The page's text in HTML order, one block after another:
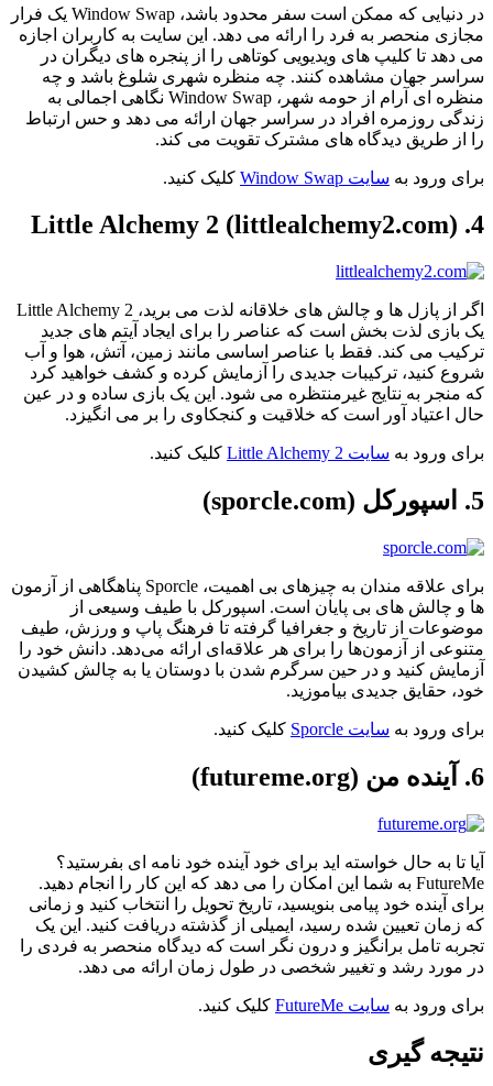
در دنیایی که ممکن است سفر محدود باشد، Window Swap یک فرار
مجازی منحصر به فرد را ارائه می دهد. این سایت به کاربران اجازه
می دهد تا کلیپ های ویدیویی کوتاهی را از پنجره های دیگران در
سراسر جهان مشاهده کنند. چه منظره شهری شلوغ باشد و چه
منظره ای آرام از حومه شهر، Window Swap نگاهی اجمالی به
زندگی روزمره افراد در سراسر جهان ارائه می دهد و حس ارتباط
را از طریق دیدگاه های مشترک تقویت می کند.
برای ورود به سایت Window Swap کلیک کنید.
4. Little Alchemy 2 (littlealchemy2.com)
اگر از پازل ها و چالش های خلاقانه لذت می برید، Little Alchemy 2
یک بازی لذت بخش است که عناصر را برای ایجاد آیتم های جدید
ترکیب می کند. فقط با عناصر اساسی مانند زمین، آتش، هوا و آب
شروع کنید، ترکیبات جدیدی را آزمایش کرده و کشف خواهید کرد
که منجر به نتایج غیرمنتظره می شود. این یک بازی ساده و در عین
حال اعتیاد آور است که خلاقیت و کنجکاوی را بر می انگیزد.
برای ورود به سایت Little Alchemy 2 کلیک کنید.
5. اسپورکل (sporcle.com)
برای علاقه مندان به چیزهای بی اهمیت، Sporcle پناهگاهی از آزمون
ها و چالش های بی پایان است. اسپورکل با طیف وسیعی از
موضوعات از تاریخ و جغرافیا گرفته تا فرهنگ پاپ و ورزش، طیف
متنوعی از آزمون‌ها را برای هر علاقه‌ای ارائه می‌دهد. دانش خود را
آزمایش کنید و در حین سرگرم شدن با دوستان یا به چالش کشیدن
خود، حقایق جدیدی بیاموزید.
برای ورود به سایت Sporcle کلیک کنید.
6. آینده من (futureme.org)
آیا تا به حال خواسته اید برای خود آینده خود نامه ای بفرستید؟
FutureMe به شما این امکان را می دهد که این کار را انجام دهید.
برای آینده خود پیامی بنویسید، تاریخ تحویل را انتخاب کنید و زمانی
که زمان تعیین شده رسید، ایمیلی از گذشته دریافت کنید. این یک
تجربه تامل برانگیز و درون نگر است که دیدگاه منحصر به فردی را
در مورد رشد و تغییر شخصی در طول زمان ارائه می دهد.
برای ورود به سایت FutureMe کلیک کنید.
نتیجه گیری